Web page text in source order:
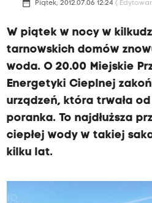
date_range Piątek, 2012.07.06 12:24 (
W piątek w nocy w
tarnowskich domów
woda. O 20.00 Miejskie
Energetyki Cieplnej
urządzeń, która trwała
poranka. To najdłuższa
ciepłej wody w takiej
kilku lat.